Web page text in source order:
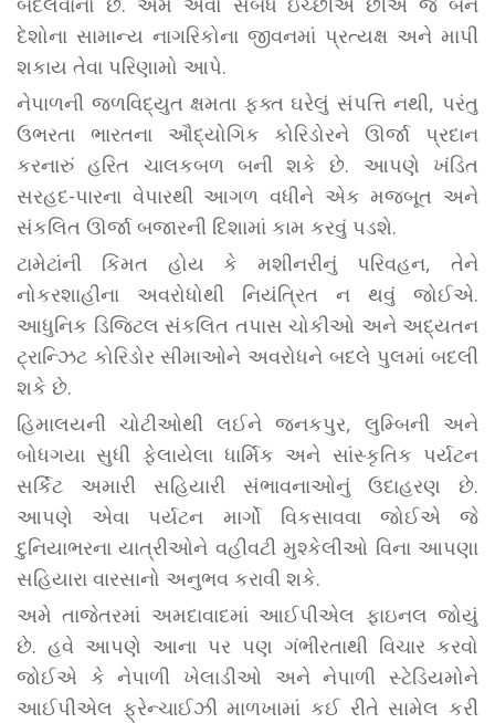
દેશોના સામાન્ય નાગરિકોના જીવનમાં પ્રત્યક્ષ અને માપી
શકાય તેવા પરિણામો આપે.
નેપાળની જળવિદ્યુત ક્ષમતા ફક્ત ઘરેલું સંપત્તિ નથી, પરંતુ
ઉભરતા ભારતના ઔદ્યોગિક કોરિડોરને ઊર્જા પ્રદાન
કરનારું હરિત ચાલકબળ બની શકે છે. આપણે ખંડિત
સરહદ-પારના વેપારથી આગળ વધીને એક મજબૂત અને
સંકલિત ઊર્જા બજારની દિશામાં કામ કરવું પડશે.
ટામેટાંની કિંમત હોય કે મશીનરીનું પરિવહન, તેને
નોકરશાહીના અવરોધોથી નિયંત્રિત ન થવું જોઈએ.
આધુનિક ડિજિટલ સંકલિત તપાસ ચોકીઓ અને અદ્યતન
ટ્રાન્ઝિટ કોરિડોર સીમાઓને અવરોધને બદલે પુલમાં બદલી
શકે છે.
હિમાલયની ચોટીઓથી લઈને જનકપુર, લુમ્બિની અને
બોધગયા સુધી ફેલાયેલા ધાર્મિક અને સાંસ્કૃતિક પર્યટન
સર્કિટ અમારી સહિયારી સંભાવનાઓનું ઉદાહરણ છે.
આપણે એવા પર્યટન માર્ગો વિકસાવવા જોઈએ જે
દુનિયાભરના યાત્રીઓને વહીવટી મુશ્કેલીઓ વિના આપણા
સહિયારા વારસાનો અનુભવ કરાવી શકે.
અમે તાજેતરમાં અમદાવાદમાં આઈપીએલ ફાઇનલ જોયું
છે. હવે આપણે આના પર પણ ગંભીરતાથી વિચાર કરવો
જોઈએ કે નેપાળી ખેલાડીઓ અને નેપાળી સ્ટેડિયમોને
આઈપીએલ ફ્રેન્ચાઈઝી માળખામાં કઈ રીતે સામેલ કરી